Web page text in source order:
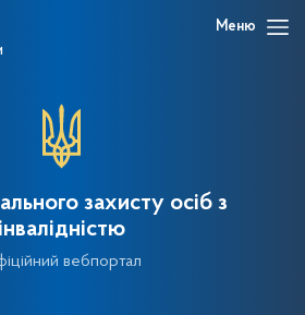
Меню
захисту осіб з
інвалідністю
вебпортал